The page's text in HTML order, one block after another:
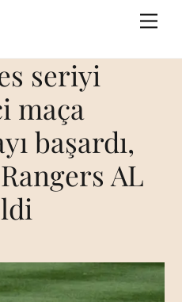
seriyi
maça
başardı,
AL